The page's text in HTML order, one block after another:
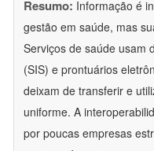
Resumo: Informação é
gestão em saúde, mas
Serviços de saúde usam
(SIS) e prontuários
deixam de transferir e
uniforme. A
por poucas empresas